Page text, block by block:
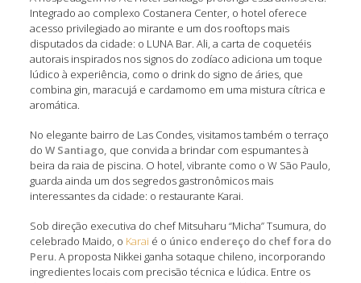
Integrado ao complexo Costanera Center, o hotel oferece
acesso privilegiado ao mirante e um dos rooftops mais
disputados da cidade: o LUNA Bar. Ali, a carta de coquetéis
autorais inspirados nos signos do zodíaco adiciona um toque
lúdico à experiência, como o drink do signo de áries, que
combina gin, maracujá e cardamomo em uma mistura cítrica e
aromática.
No elegante bairro de Las Condes, visitamos também o terraço
do W Santiago, que convida a brindar com espumantes à
beira da raia de piscina. O hotel, vibrante como o W São Paulo,
guarda ainda um dos segredos gastronômicos mais
interessantes da cidade: o restaurante Karai.
Sob direção executiva do chef Mitsuharu “Micha” Tsumura, do
celebrado Maido, o Karai é o único endereço do chef fora do
Peru . A proposta Nikkei ganha sotaque chileno, incorporando
ingredientes locais com precisão técnica e lúdica. Entre os